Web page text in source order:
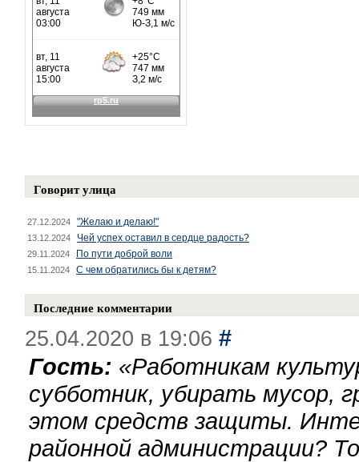
Говорит улица
27.12.2024 "Желаю и делаю!"
13.12.2024 Чей успех оставил в сердце радость?
29.11.2024 По пути доброй воли
15.11.2024 С чем обратились бы к детям?
Последние комментарии
25.04.2020 в 19:06 #
Гость: «Работникам
субботник, убирать мусор,
этом средств защиты.
районной администрации?